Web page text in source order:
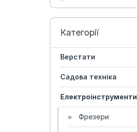
Верстати
Садова техніка
Електроінструменти
▶ Фрезери